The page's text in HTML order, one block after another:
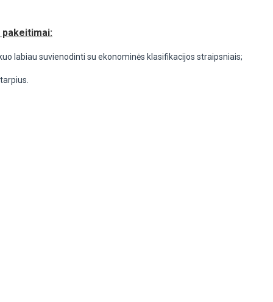
labiau suvienodinti su ekonominės klasifikacijos straipsniais;